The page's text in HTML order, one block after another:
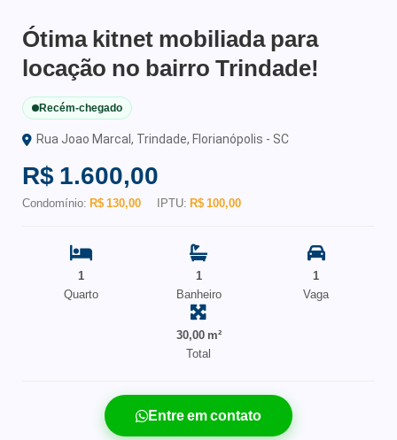
Ótima kitnet mobiliada para
locação no bairro Trindade!
Recém-chegado
Rua Joao Marcal, Trindade, Florianópolis - SC
R$ 1.600,00
Condomínio: R$ 130,00 IPTU: R$ 100,00
1
Quarto
1
Banheiro
1
Vaga
30,00 m²
Total
Entre em contato